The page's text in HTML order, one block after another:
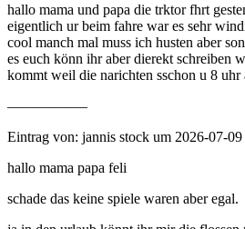
hallo mama und papa die trktor fhrt
eigentlich ur beim fahre war es sehr
cool manch mal muss ich husten aber
es euch könn ihr aber dierekt schreiben
kommt weil die narichten sschon u 8 uhr
—————–
Eintrag von: jannis stock um 2026-07-09
hallo mama papa feli
schade das keine spiele waren aber egal.